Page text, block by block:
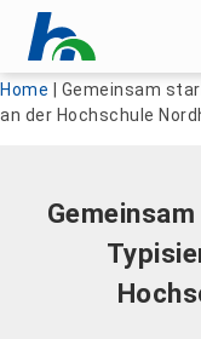
Menü überspringen
Menü überspringen
Home
Gemeinsam
an der Hochschule